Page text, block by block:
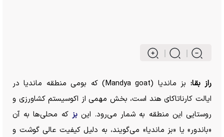
راز بقا:
بز ماندیا (Mandya goat) که بومی منطقه ماندیا در
ایالت کارناتاکای هند است، بخش مهمی از اکوسیستم کشاورزی و
روستایی این منطقه به شمار می‌رود. اینبزکه محلی‌ها به آن
«باندور» یا «بز ماندیا» می‌گویند، به دلیل کیفیت عالی گوشت و